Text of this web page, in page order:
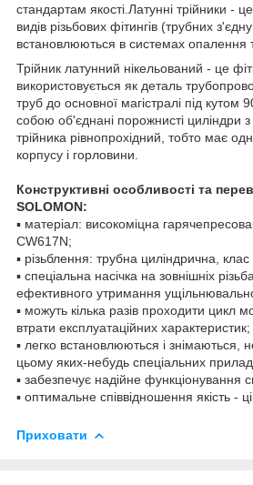
стандартам якості.Латунні трійники -
видів різьбових фітингів (трубних
встановлюються в системах опалення
Трійник латунний нікельований - це
використовується як деталь
труб до основної магістралі під кутом
собою об'єднані порожнисті циліндри з
трійника рівнопрохідний, тобто має
корпусу і горловини.
Конструктивні особливості та
SOLOMON:
▪ матеріал: високоміцна
CW617N;
▪ різьблення: трубна циліндрична, клас
▪ спеціальна насічка на зовнішніх
ефективного утримання
▪ можуть кілька разів проходити цикл
втрати експлуатаційних характеристик;
▪ легко встановлюються і знімаються,
цьому яких-небудь спеціальних
▪ забезпечує надійне функціонування
▪ оптимальне співвідношення якість -
Приховати